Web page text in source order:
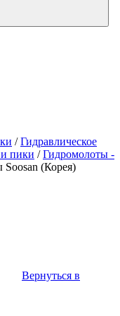
/Гидравлическое
пики /Гидромолоты -
(Корея)
Вернуться в